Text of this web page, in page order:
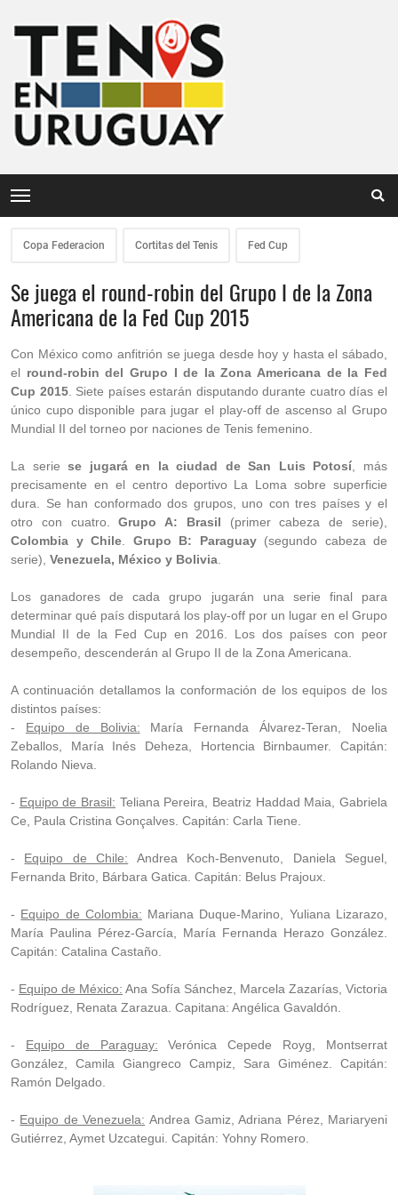
Copa Federacion Cortitas del Tenis Fed Cup
Se juega el round-robin del Grupo I de la Zona
Americana de la Fed Cup 2015
Con México como anfitrión se juega desde hoy y hasta el sábado,
el round-robin del Grupo I de la Zona Americana de la Fed
Cup 2015. Siete países estarán disputando durante cuatro días el
único cupo disponible para jugar el play-off de ascenso al Grupo
Mundial II del torneo por naciones de Tenis femenino.
La seriese jugará en la ciudad de San Luis Potosí , más
precisamente en el centro deportivo La Loma sobre superficie
dura. Se han conformado dos grupos, uno con tres países y el
otro con cuatro.Grupo A: Brasil (primer cabeza de serie),
Colombia y Chile
Grupo B: Paraguay(segundo cabeza de
serie), Venezuela, México y Bolivia
Los ganadores de cada grupo jugarán una serie final para
determinar qué país disputará los play-off por un lugar en el Grupo
Mundial II de la Fed Cup en 2016. Los dos países con peor
desempeño, descenderán al Grupo II de la Zona Americana.
A continuación detallamos la conformación de los equipos de los
distintos países:
- Equipo de Bolivia: María Fernanda Álvarez-Teran, Noelia
Zeballos, María Inés Deheza, Hortencia Birnbaumer. Capitán:
Rolando Nieva.
- Equipo de Brasil: Teliana Pereira, Beatriz Haddad Maia, Gabriela
Ce, Paula Cristina Gonçalves. Capitán: Carla Tiene.
- Equipo de Chile: Andrea Koch-Benvenuto, Daniela Seguel,
Fernanda Brito, Bárbara Gatica. Capitán: Belus Prajoux.
- Equipo de Colombia: Mariana Duque-Marino, Yuliana Lizarazo,
María Paulina Pérez-García, María Fernanda Herazo González.
Capitán: Catalina Castaño.
- Equipo de México: Ana Sofía Sánchez, Marcela Zazarías, Victoria
Rodríguez, Renata Zarazua. Capitana: Angélica Gavaldón.
- Equipo de Paraguay: Verónica Cepede Royg, Montserrat
González, Camila Giangreco Campiz, Sara Giménez. Capitán:
Ramón Delgado.
- Equipo de Venezuela: Andrea Gamiz, Adriana Pérez, Mariaryeni
Gutiérrez, Aymet Uzcategui. Capitán: Yohny Romero.